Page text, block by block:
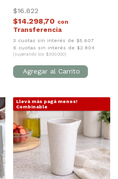
$16.822
$14.298,70 con
3 cuotas sin interés de $5.607
6 cuotas sin interés de $2.804
(superando los $300.000)
Llevá más pagá menos!
Combinable